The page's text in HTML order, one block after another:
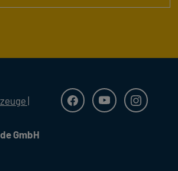
Trend Fahrzeuge
FacebookYoutube
GmbH